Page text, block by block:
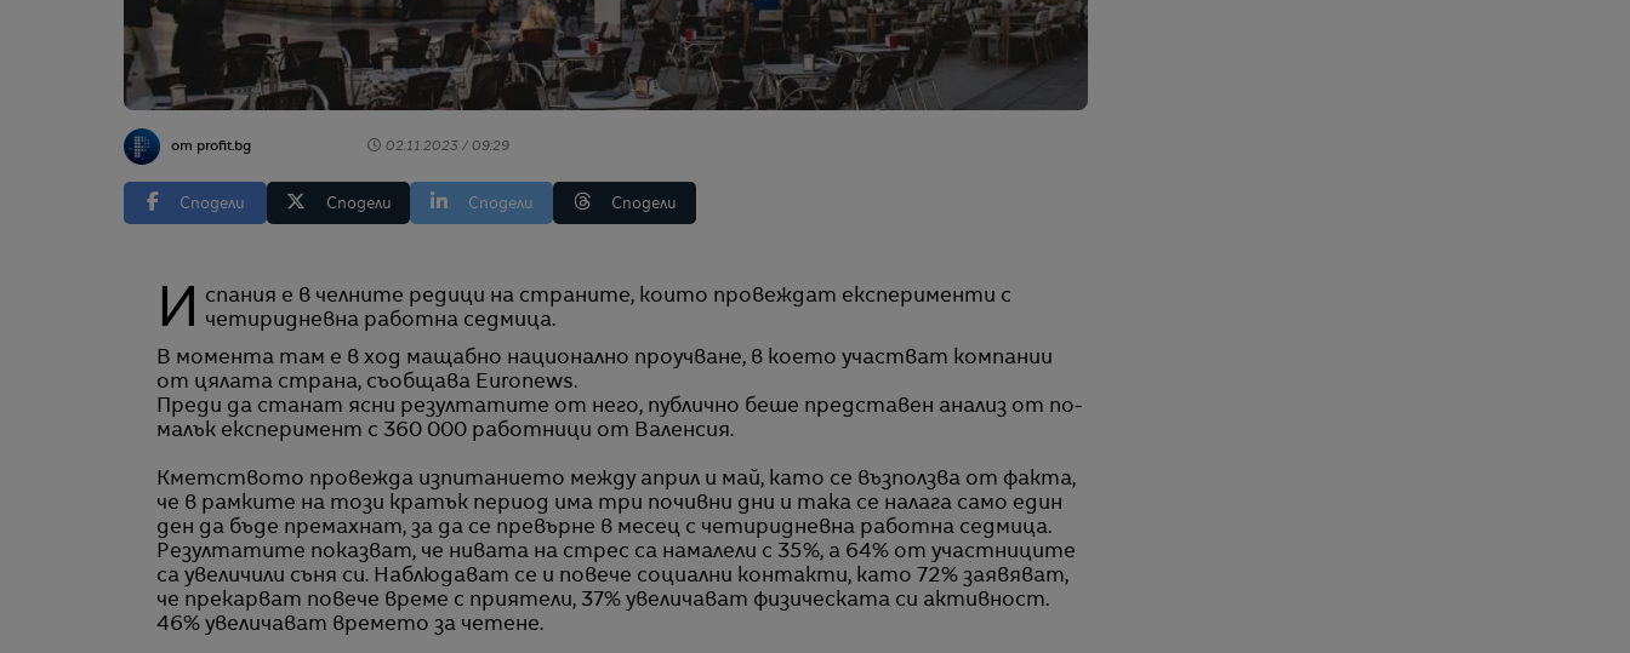
от profit.bg 02.11.2023 / 09:29
Сподели Сподели Сподели Сподели
Испания е в челните редици на страните, които провеждат експерименти с
четиридневна работна седмица.
В момента там е в ход мащабно национално проучване, в което участват компании
от цялата страна, съобщава Euronews.
Преди да станат ясни резултатите от него, публично беше представен анализ от по-
малък експеримент с 360 000 работници от Валенсия.
Кметството провежда изпитанието между април и май, като се възползва от факта,
че в рамките на този кратък период има три почивни дни и така се налага само един
ден да бъде премахнат, за да се превърне в месец с четиридневна работна седмица.
Резултатите показват, че нивата на стрес са намалели с 35%, а 64% от участниците
са увеличили съня си. Наблюдават се и повече социални контакти, като 72% заявяват,
че прекарват повече време с приятели, 37% увеличават физическата си активност.
46% увеличават времето за четене.